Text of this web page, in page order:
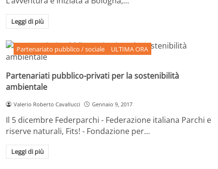
Leggi di più
Partenariato pubblico / sociale ULTIMA ORA
Partenariati pubblico-privati per la sostenibilità
ambientale
Valerio Roberto Cavallucci Gennaio 9, 2017
Il 5 dicembre Federparchi - Federazione italiana Parchi e
riserve naturali, Fits! - Fondazione per…
Leggi di più